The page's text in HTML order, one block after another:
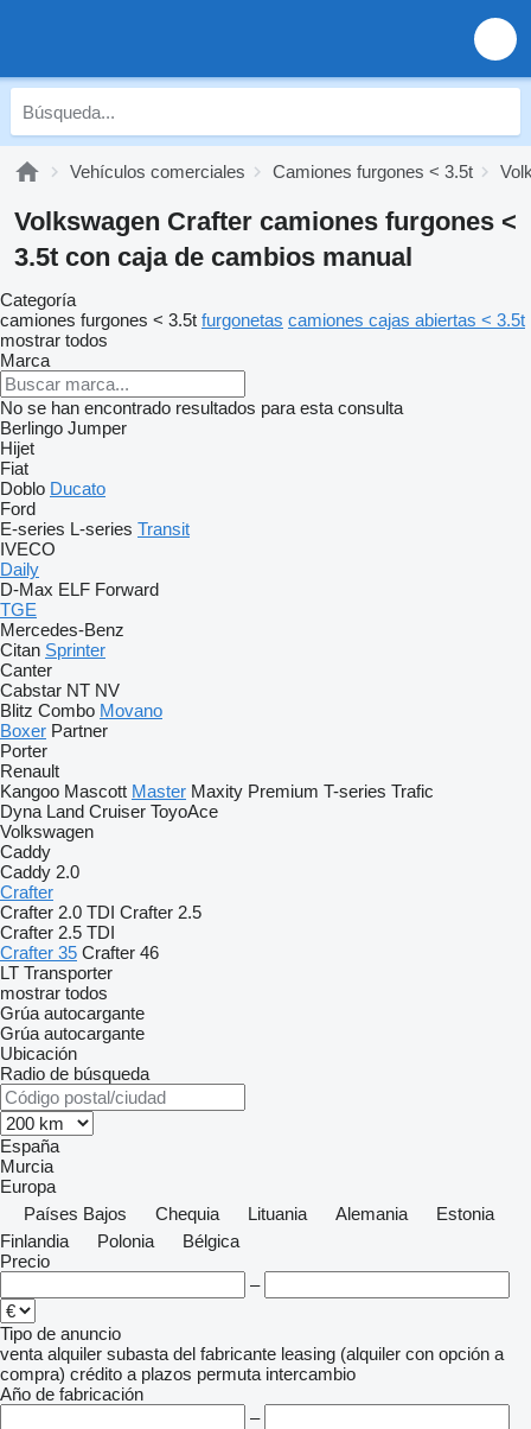
Vehículos comerciales Camiones furgones < 3.5t
Volkswagen Crafter camiones furgones <
3.5t con caja de cambios manual
Categoría
camiones furgones < 3.5t furgonetas camiones cajas abiertas < 3.5t
mostrar todos
Marca
No se han encontrado resultados para esta consulta
Berlingo Jumper
Hijet
Fiat
Doblo Ducato
Ford
E-series L-series Transit
IVECO
Daily
D-Max ELF Forward
TGE
Mercedes-Benz
Citan Sprinter
Canter
Cabstar NT NV
Blitz Combo Movano
Boxer Partner
Porter
Renault
Kangoo Mascott Master Maxity Premium T-series Trafic
Dyna Land Cruiser ToyoAce
Volkswagen
Caddy
Caddy 2.0
Crafter
Crafter 2.0 TDI Crafter 2.5
Crafter 2.5 TDI
Crafter 35 Crafter 46
LT Transporter
mostrar todos
Grúa autocargante
Grúa autocargante
Ubicación
Radio de búsqueda
España
Murcia
Europa
Países Bajos
Chequia Lituania Alemania
Estonia
Finlandia
Polonia
Bélgica
Precio
–
Tipo de anuncio
venta alquiler subasta del fabricante leasing (alquiler con opción a
compra) crédito a plazos permuta intercambio
Año de fabricación
–